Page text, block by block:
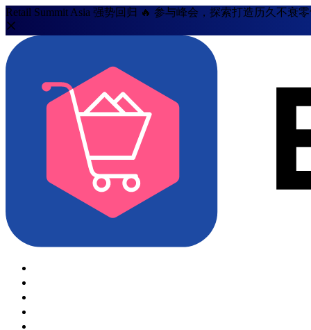
Retail Summit Asia 强势回归 🔥 参与峰会，探索打造历久不衰